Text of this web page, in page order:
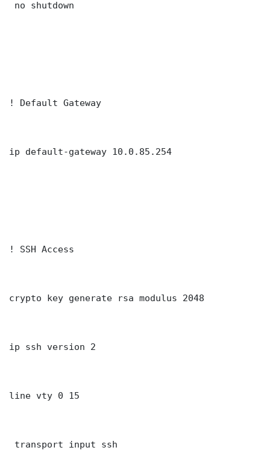
no shutdown
! Default Gateway
ip default-gateway 10.0.85.254
! SSH Access
crypto key generate rsa modulus 2048
ip ssh version 2
line vty 0 15
transport input ssh